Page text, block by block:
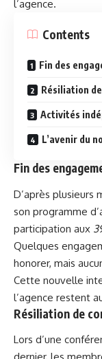
l’agence.
Contents
Fin des
Résiliation
Activités
L’avenir du
Fin des
D’après plusieurs
son programme
participation aux
Quelques
honorer, mais
Cette nouvelle
l’agence restent
Résiliation de
Lors d’une